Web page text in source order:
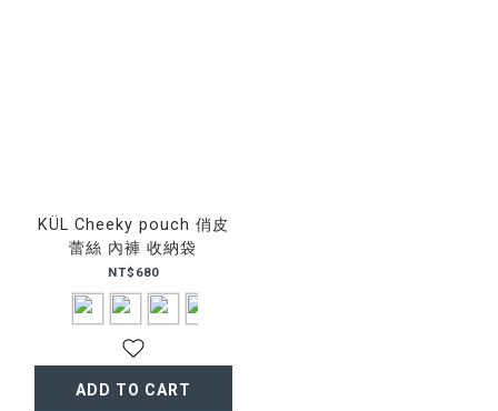
KÜL Cheeky pouch 俏皮
蕾絲 內褲 收納袋
NT$680
ADD TO CART